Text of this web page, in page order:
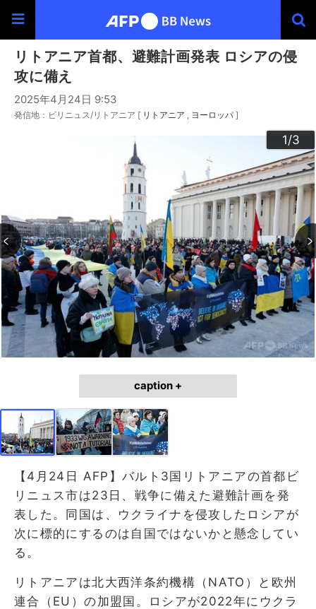
リトアニア首都、避難計画発表 ロシアの侵
攻に備え
2025年4月24日 9:53
発信地：ビリニュス/リトアニア [ リトアニア ヨーロッパ ]
1/3
2/3
3/3
caption +
【4月24日 AFP】バルト3国リトアニアの首都ビ
リニュス市は23日、戦争に備えた避難計画を発
表した。同国は、ウクライナを侵攻したロシアが
次に標的にするのは自国ではないかと懸念してい
る。
リトアニアは北大西洋条約機構（NATO）と欧州
連合（EU）の加盟国。ロシアが2022年にウクラ